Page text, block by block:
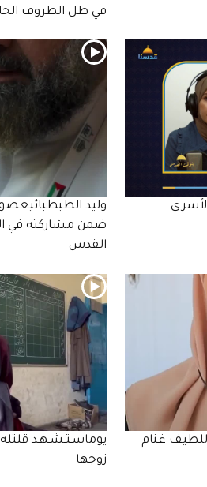
في ظل الظروف
وليد
ضمن مشاركته في
القدس
غنام
يوماسـتـشـهـد
زوجها